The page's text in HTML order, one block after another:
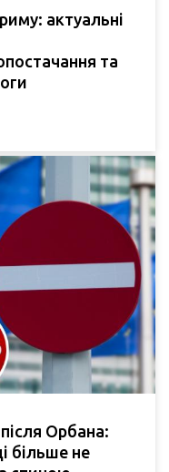
актуальні
та
Орбана:
більше не